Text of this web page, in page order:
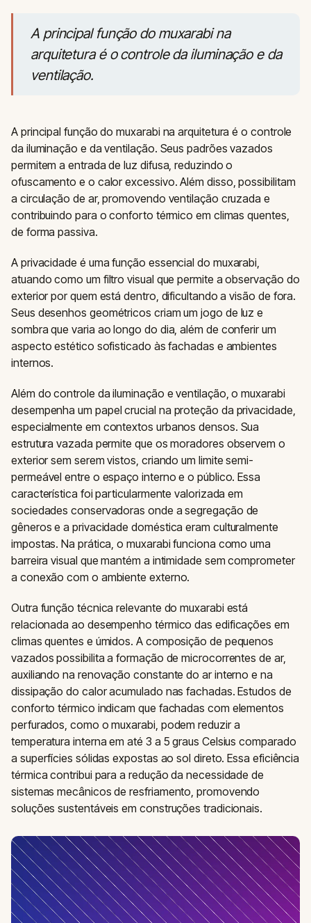
A principal função do muxarabi na
arquitetura é o controle da iluminação e da
ventilação.
A principal função do muxarabi na arquitetura é o controle
da iluminação e da ventilação. Seus padrões vazados
permitem a entrada de luz difusa, reduzindo o
ofuscamento e o calor excessivo. Além disso, possibilitam
a circulação de ar, promovendo ventilação cruzada e
contribuindo para o conforto térmico em climas quentes,
de forma passiva.
A privacidade é uma função essencial do muxarabi,
atuando como um filtro visual que permite a observação do
exterior por quem está dentro, dificultando a visão de fora.
Seus desenhos geométricos criam um jogo de luz e
sombra que varia ao longo do dia, além de conferir um
aspecto estético sofisticado às fachadas e ambientes
internos.
Além do controle da iluminação e ventilação, o muxarabi
desempenha um papel crucial na proteção da privacidade,
especialmente em contextos urbanos densos. Sua
estrutura vazada permite que os moradores observem o
exterior sem serem vistos, criando um limite semi-
permeável entre o espaço interno e o público. Essa
característica foi particularmente valorizada em
sociedades conservadoras onde a segregação de
gêneros e a privacidade doméstica eram culturalmente
impostas. Na prática, o muxarabi funciona como uma
barreira visual que mantém a intimidade sem comprometer
a conexão com o ambiente externo.
Outra função técnica relevante do muxarabi está
relacionada ao desempenho térmico das edificações em
climas quentes e úmidos. A composição de pequenos
vazados possibilita a formação de microcorrentes de ar,
auxiliando na renovação constante do ar interno e na
dissipação do calor acumulado nas fachadas. Estudos de
conforto térmico indicam que fachadas com elementos
perfurados, como o muxarabi, podem reduzir a
temperatura interna em até 3 a 5 graus Celsius comparado
a superfícies sólidas expostas ao sol direto. Essa eficiência
térmica contribui para a redução da necessidade de
sistemas mecânicos de resfriamento, promovendo
soluções sustentáveis em construções tradicionais.